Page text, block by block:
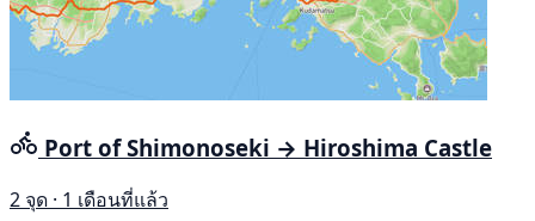
Port of Shimonoseki → Hiroshima Castle
2 จุด · 1 เดือนที่แล้ว